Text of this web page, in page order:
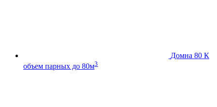
Домна 80 К
объем парных до 80м3